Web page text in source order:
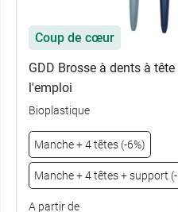
Coup de cœur
GDD Brosse à dents à
l'emploi
Bioplastique
Manche + 4 têtes (-6%)
Manche + 4 têtes + support (-
A partir de